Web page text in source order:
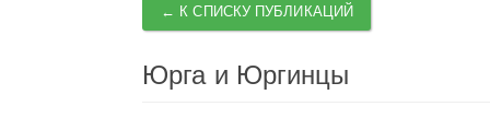
← К СПИСКУ ПУБЛИКАЦИЙ
Юрга и Юргинцы